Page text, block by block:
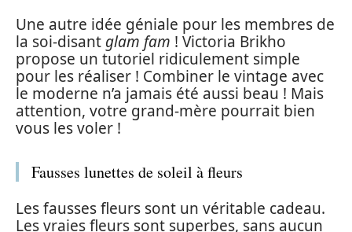
Une autre idée géniale pour les membres de
la soi-disant glam fam ! Victoria Brikho
propose un tutoriel ridiculement simple
pour les réaliser ! Combiner le vintage avec
le moderne n’a jamais été aussi beau ! Mais
attention, votre grand-mère pourrait bien
vous les voler !
Fausses lunettes de soleil à fleurs
Les fausses fleurs sont un véritable cadeau.
Les vraies fleurs sont superbes, sans aucun